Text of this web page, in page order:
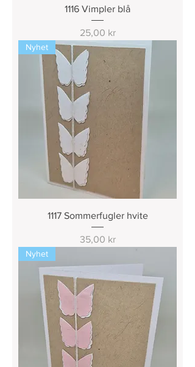
1116 Vimpler blå
Pris
25,00 kr
Nyhet
1117 Sommerfugler hvite
Pris
35,00 kr
Nyhet